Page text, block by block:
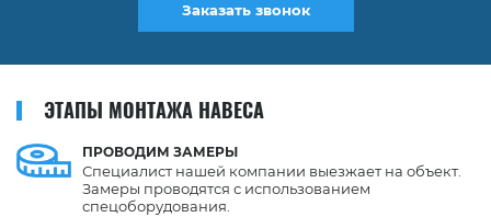
Заказать звонок
ЭТАПЫ МОНТАЖА НАВЕСА
ПРОВОДИМ ЗАМЕРЫ
Специалист нашей компании выезжает на объект.
Замеры проводятся с использованием
спецоборудования.